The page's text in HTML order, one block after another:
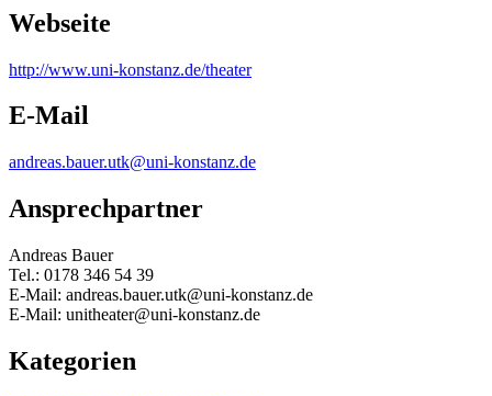
Webseite
http://www.uni-konstanz.de/theater
E-Mail
andreas.bauer.utk@uni-konstanz.de
Ansprechpartner
Andreas Bauer
Tel.: 0178 346 54 39
E-Mail: andreas.bauer.utk@uni-konstanz.de
E-Mail: unitheater@uni-konstanz.de
Kategorien